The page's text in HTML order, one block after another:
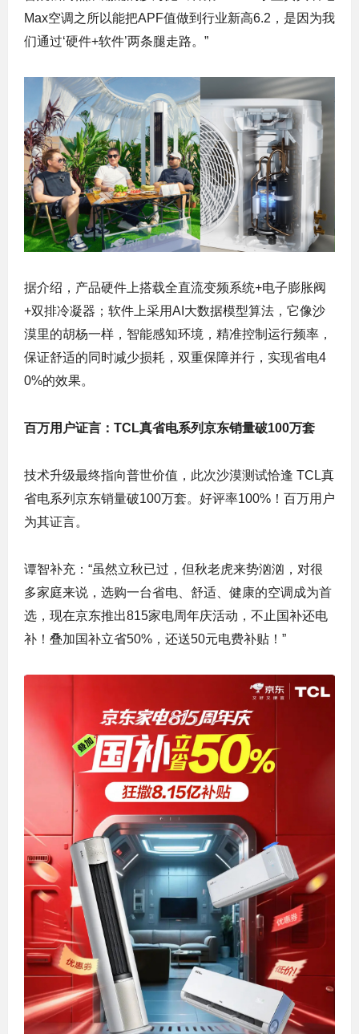
Max空调之所以能把APF值做到行业新高6.2，是因为我
们通过‘硬件+软件’两条腿走路。”
据介绍，产品硬件上搭载全直流变频系统+电子膨胀阀
+双排冷凝器；软件上采用AI大数据模型算法，它像沙
漠里的胡杨一样，智能感知环境，精准控制运行频率，
保证舒适的同时减少损耗，双重保障并行，实现省电4
0%的效果。
百万用户证言：TCL真省电系列京东销量破100万套
技术升级最终指向普世价值，此次沙漠测试恰逢 TCL真
省电系列京东销量破100万套。好评率100%！百万用户
为其证言。
谭智补充：“虽然立秋已过，但秋老虎来势汹汹，对很
多家庭来说，选购一台省电、舒适、健康的空调成为首
选，现在京东推出815家电周年庆活动，不止国补还电
补！叠加国补立省50%，还送50元电费补贴！”